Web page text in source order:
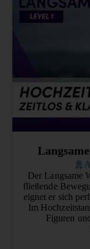
Der Langsame
fließende
eignet er sich
Im
Figuren